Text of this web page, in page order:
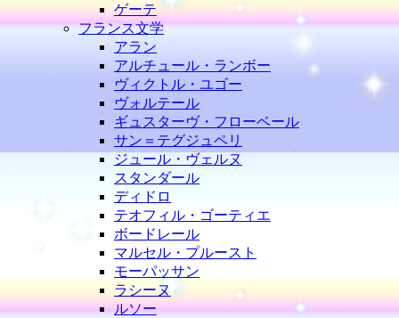
ゲーテ
フランス文学
アラン
アルチュール・ランボー
ヴィクトル・ユゴー
ヴォルテール
ギュスターヴ・フローベール
サン＝テグジュペリ
ジュール・ヴェルヌ
スタンダール
ディドロ
テオフィル・ゴーティエ
ボードレール
マルセル・プルースト
モーパッサン
ラシーヌ
ルソー